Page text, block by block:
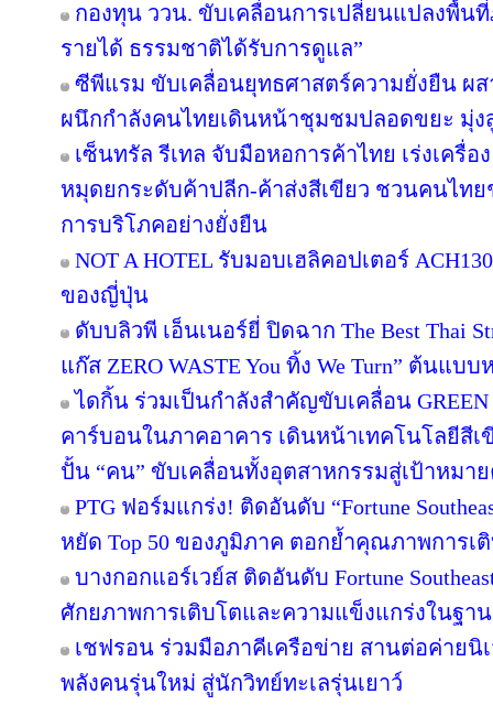
กองทุน ววน. ขับเคลื่อนการเปลี่ยนแปลงพื้น
รายได้ ธรรมชาติได้รับการดูแล”
ซีพีแรม ขับเคลื่อนยุทธศาสตร์ความยั่งยืน ผสา
ผนึกกำลังคนไทยเดินหน้าชุมชมปลอดขยะ มุ่งสู่
เซ็นทรัล รีเทล จับมือหอการค้าไทย เร่งเครื่อ
หมุดยกระดับค้าปลีก-ค้าส่งสีเขียว ชวนคนไท
การบริโภคอย่างยั่งยืน
NOT A HOTEL รับมอบเฮลิคอปเตอร์
ของญี่ปุ่น
ดับบลิวพี เอ็นเนอร์ยี่ ปิดฉาก The Best Thai
แก๊ส ZERO WASTE You ทิ้ง We Turn” ต้นแ
ไดกิ้น ร่วมเป็นกำลังสำคัญขับเคลื่อน
คาร์บอนในภาคอาคาร เดินหน้าเทคโนโลยีสีเ
ปั้น “คน” ขับเคลื่อนทั้งอุตสาหกรรมสู่เป้าหมา
PTG ฟอร์มแกร่ง! ติดอันดับ “Fortune
หยัด Top 50 ของภูมิภาค ตอกย้ำคุณภาพการเ
บางกอกแอร์เวย์ส ติดอันดับ Fortune
ศักยภาพการเติบโตและความแข็งแกร่งในฐ
เชฟรอน ร่วมมือภาคีเครือข่าย สานต่อค่ายนิ
พลังคนรุ่นใหม่ สู่นักวิทย์ทะเลรุ่นเยาว์